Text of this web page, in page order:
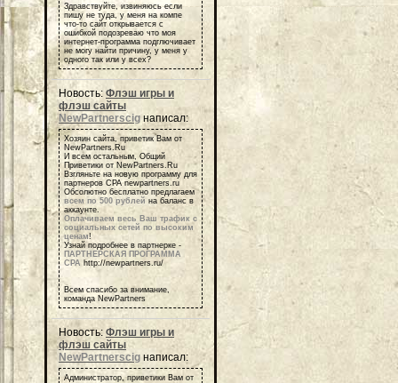
Здравствуйте, извиняюсь если
пишу не туда, у меня на компе
что-то сайт открывается с
ошибкой подозреваю что моя
интернет-программа подглючивает
не могу найти причину, у меня у
одного так или у всех?
Новость: Флэш игры и
флэш сайты
NewPartnerscig написал:
Хозяин сайта, приветик Вам от
NewPartners.Ru
И всем остальным, Общий
Приветики от NewPartners.Ru
Взгляньте на новую программу для
партнеров СРА newpartners.ru
Обсолютно бесплатно предлагаем
всем по 500 рублей на баланс в
аккаунте.
Оплачиваем весь Ваш трафик с
социальных сетей по высоким
ценам!
Узнай подробнее в партнерке -
ПАРТНЕРСКАЯ ПРОГРАММА
СРА http://newpartners.ru/
Всем спасибо за внимание,
команда NewPartners
Новость: Флэш игры и
флэш сайты
NewPartnerscig написал:
Администратор, приветики Вам от